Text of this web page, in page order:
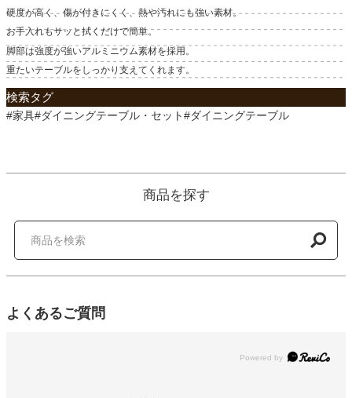
硬度が高く、傷が付きにくく、熱や汚れにも強い素材。
お手入れもサッと拭くだけで簡単。
脚部は強度が強いアルミニウム素材を採用。
重たいテーブルをしっかり支えてくれます。
検索タグ
#家具#ダイニングテーブル・セット#ダイニングテーブル
商品を探す
よくあるご質問
Powered by